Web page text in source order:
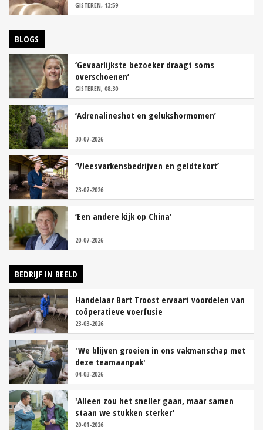
GISTEREN, 13:59
BLOGS
‘Gevaarlijkste bezoeker draagt soms
overschoenen’
GISTEREN, 08:30
‘Adrenalineshot en gelukshormomen’
30-07-2026
‘Vleesvarkensbedrijven en geldtekort’
23-07-2026
‘Een andere kijk op China’
20-07-2026
BEDRIJF IN BEELD
Handelaar Bart Troost ervaart voordelen van
coöperatieve voerfusie
23-03-2026
'We blijven groeien in ons vakmanschap met
deze teamaanpak'
04-03-2026
'Alleen zou het sneller gaan, maar samen
staan we stukken sterker'
20-01-2026